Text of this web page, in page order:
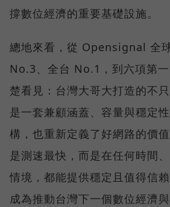
撐數位經濟的重要基礎設施。
總地來看，從 Opensignal 全
No.3、全台 No.1，到六項第
楚看見：台灣大哥大打造的不
是一套兼顧涵蓋、容量與穩定
構，也重新定義了好網路的價
是測速最快，而是在任何時間
情境，都能提供穩定且值得信
成為推動台灣下一個數位經濟